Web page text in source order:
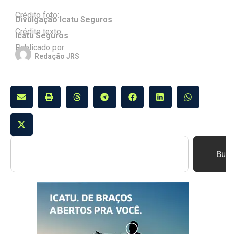
Crédito foto:
Divulgação Icatu Seguros
Crédito texto:
Icatu Seguros
Publicado por:
Redação JRS